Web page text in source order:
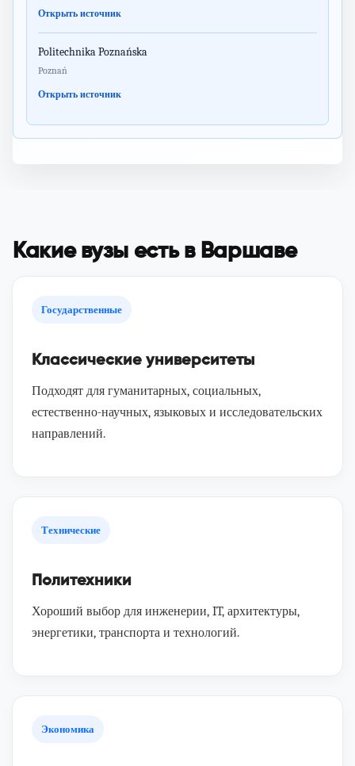
Открыть источник
Politechnika Poznańska
Poznań
Открыть источник
Какие вузы есть в Варшаве
Государственные
Классические университеты
Подходят для гуманитарных, социальных,
естественно-научных, языковых и исследовательских
направлений.
Технические
Политехники
Хороший выбор для инженерии, IT, архитектуры,
энергетики, транспорта и технологий.
Экономика